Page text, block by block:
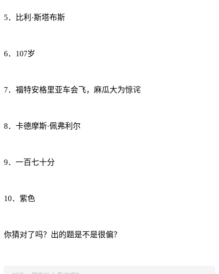
5．比利·斯塔布斯
6．107岁
7．福特安格里亚车会飞，麻瓜大为惊诧
8．卡德摩斯·佩弗利尔
9．一百七十分
10．紫色
你猜对了吗？出的题是不是很偏？